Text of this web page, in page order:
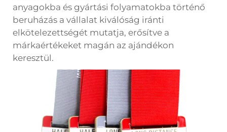
anyagokba és gyártási folyamatokba történő
beruházás a vállalat kiválóság iránti
elkötelezettségét mutatja, erősítve a
márkaértékeket magán az ajándékon
keresztül.